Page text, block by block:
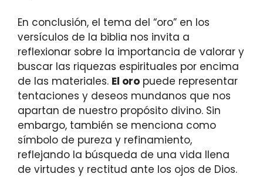
En conclusión, el tema del “oro” en los
versículos de la biblia nos invita a
reflexionar sobre la importancia de valorar y
buscar las riquezas espirituales por encima
de las materiales. El oro puede representar
tentaciones y deseos mundanos que nos
apartan de nuestro propósito divino. Sin
embargo, también se menciona como
símbolo de pureza y refinamiento,
reflejando la búsqueda de una vida llena
de virtudes y rectitud ante los ojos de Dios.